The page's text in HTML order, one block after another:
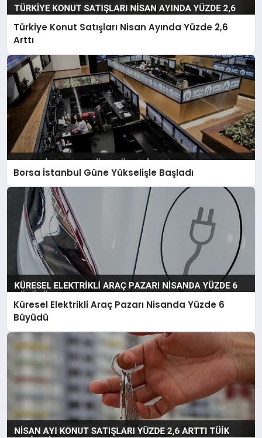
Türkiye Konut Satışları Nisan Ayında Yüzde 2,6
Arttı
Borsa İstanbul Güne Yükselişle Başladı
Küresel Elektrikli Araç Pazarı Nisanda Yüzde 6
Büyüdü